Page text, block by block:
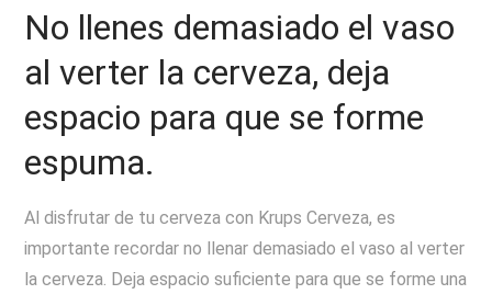
No llenes demasiado el vaso
al verter la cerveza, deja
espacio para que se forme
espuma.
Al disfrutar de tu cerveza con Krups Cerveza, es
importante recordar no llenar demasiado el vaso al verter
la cerveza. Deja espacio suficiente para que se forme una